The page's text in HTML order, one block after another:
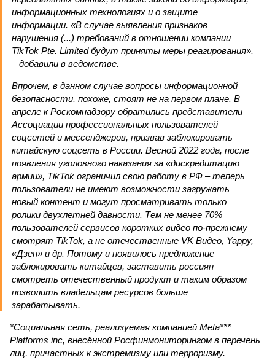
информационных технологиях и о защите
информации. «В случае выявления признаков
нарушения (...) требований в отношении компании
TikTok Pte. Limited будут приняты меры реагирования»,
– добавили в ведомстве.
Впрочем, в данном случае вопросы информационной
безопасности, похоже, стоят не на первом плане. В
апреле к Роскомнадзору обратились представители
Ассоциации профессиональных пользователей
соцсетей и мессенджеров, призвав заблокировать
китайскую соцсеть в России. Весной 2022 года, после
появления уголовного наказания за «дискредитацию
армии», TikTok ограничил свою работу в РФ – теперь
пользователи не имеют возможности загружать
новый контент и могут просматривать только
ролики двухлетней давности. Тем не менее 70%
пользователей сервисов коротких видео по-прежнему
смотрят TikTok, а не отечественные VK Видео, Yappy,
«Дзен» и др. Потому и появилось предложение
заблокировать китайцев, заставить россиян
смотреть отечественный продукт и таким образом
позволить владельцам ресурсов больше
зарабатывать.
*Социальная сеть, реализуемая компанией Meta***
Platforms inc, внесённой Росфинмониторингом в перечень
лиц, причастных к экстремизму или терроризму.